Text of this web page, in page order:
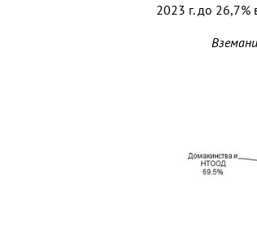
2023 г. до 26,7%